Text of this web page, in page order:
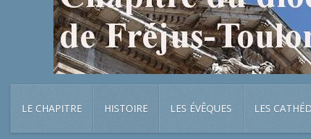
LE CHAPITRE HISTOIRE LES ÉVÊQUES LES